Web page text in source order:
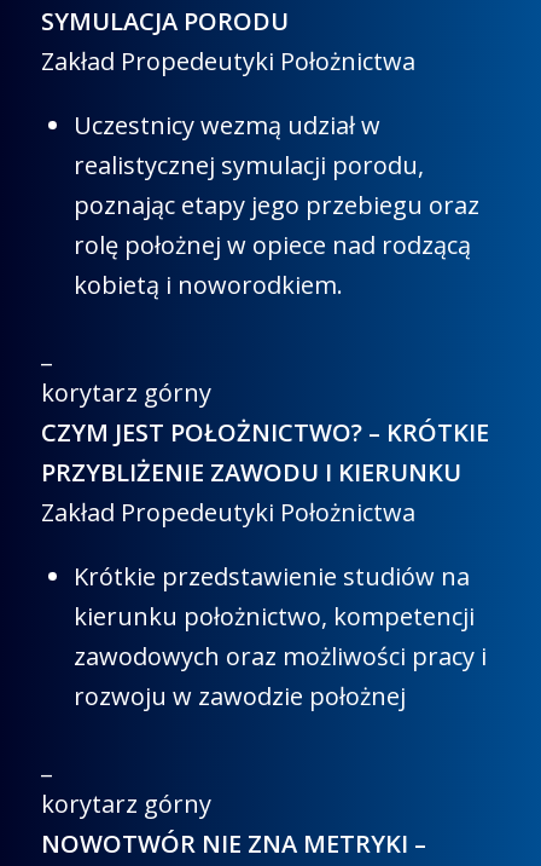
SYMULACJA PORODU
Zakład Propedeutyki Położnictwa
Uczestnicy wezmą udział w
realistycznej symulacji porodu,
poznając etapy jego przebiegu oraz
rolę położnej w opiece nad rodzącą
kobietą i noworodkiem.
korytarz górny
CZYM JEST POŁOŻNICTWO? – KRÓTKIE
PRZYBLIŻENIE ZAWODU I KIERUNKU
Zakład Propedeutyki Położnictwa
Krótkie przedstawienie studiów na
kierunku położnictwo, kompetencji
zawodowych oraz możliwości pracy i
rozwoju w zawodzie położnej
korytarz górny
NOWOTWÓR NIE ZNA METRYKI –